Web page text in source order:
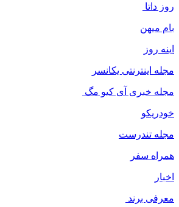
روز داتا
بام میهن
اینه روز
مجله اینترنتی یکانسر
مجله خبری آی کیو مگ
خودریکو
مجله‌ تندرست
همراه سفر
اخبار
معرفی برند